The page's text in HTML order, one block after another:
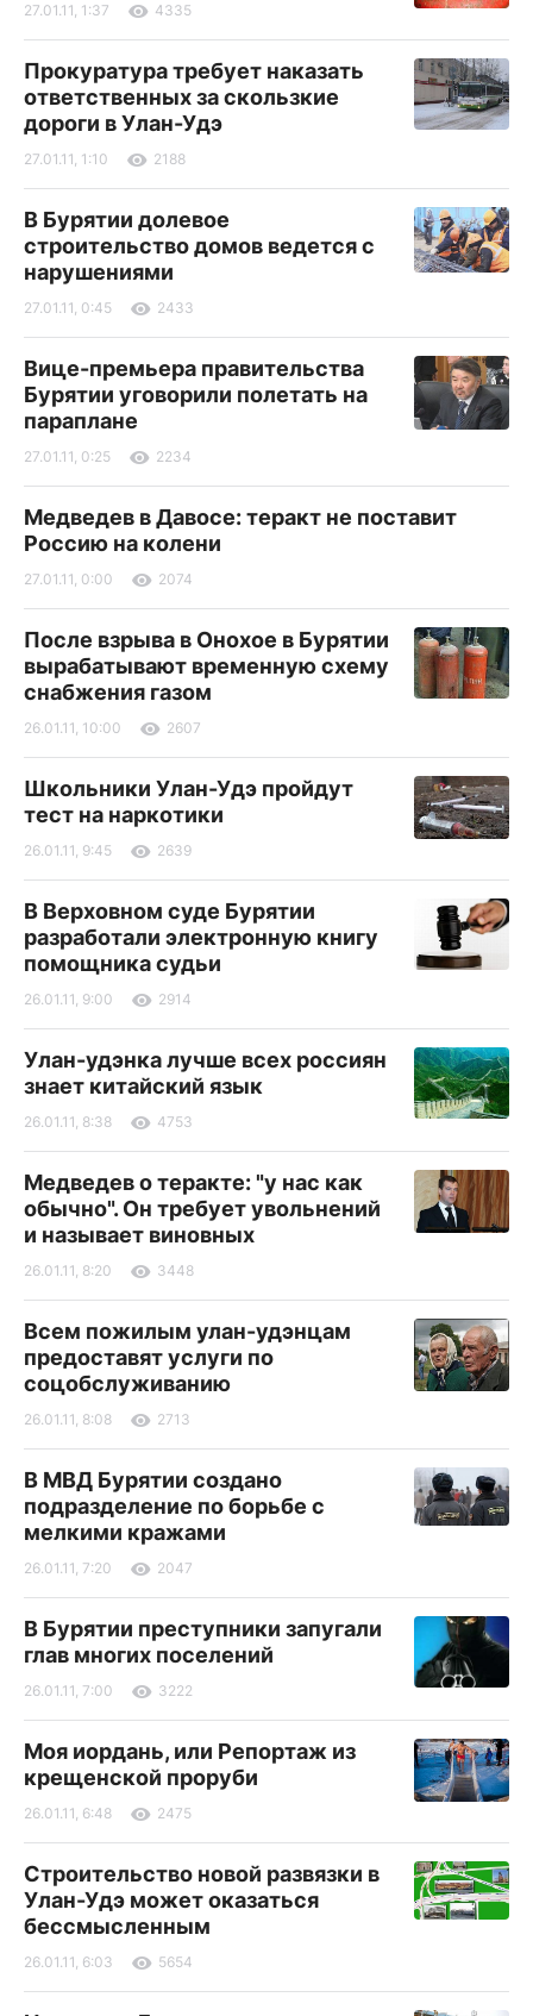
27.01.11, 1:37 4335
Прокуратура требует наказать
ответственных за скользкие
дороги в Улан-Удэ
27.01.11, 1:10 2188
В Бурятии долевое
строительство домов ведется с
нарушениями
27.01.11, 0:45 2433
Вице-премьера правительства
Бурятии уговорили полетать на
параплане
27.01.11, 0:25 2234
Медведев в Давосе: теракт не поставит
Россию на колени
27.01.11, 0:00 2074
После взрыва в Онохое в Бурятии
вырабатывают временную схему
снабжения газом
26.01.11, 10:00 2607
Школьники Улан-Удэ пройдут
тест на наркотики
26.01.11, 9:45 2639
В Верховном суде Бурятии
разработали электронную книгу
помощника судьи
26.01.11, 9:00 2914
Улан-удэнка лучше всех россиян
знает китайский язык
26.01.11, 8:38 4753
Медведев о теракте: "у нас как
обычно". Он требует увольнений
и называет виновных
26.01.11, 8:20 3448
Всем пожилым улан-удэнцам
предоставят услуги по
соцобслуживанию
26.01.11, 8:08 2713
В МВД Бурятии создано
подразделение по борьбе с
мелкими кражами
26.01.11, 7:20 2047
В Бурятии преступники запугали
глав многих поселений
26.01.11, 7:00 3222
Моя иордань, или Репортаж из
крещенской проруби
26.01.11, 6:48 2475
Строительство новой развязки в
Улан-Удэ может оказаться
бессмысленным
26.01.11, 6:03 5654